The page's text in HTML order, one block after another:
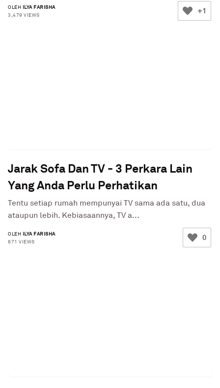
OLEH ILYA FARISHA
3,479 VIEWS
+1
Jarak Sofa Dan TV - 3 Perkara Lain
Yang Anda Perlu Perhatikan
Tentu setiap rumah mempunyai TV sama ada satu, dua
ataupun lebih. Kebiasaannya, TV a...
OLEH ILYA FARISHA
871 VIEWS
0